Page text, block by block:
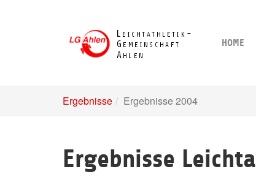
HOME
Ergebnisse Ergebnisse 2004
Ergebnisse